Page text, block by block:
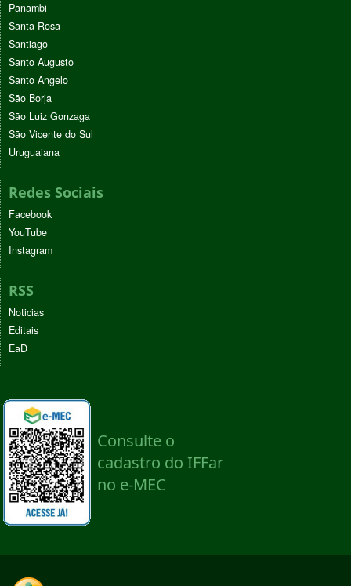
Panambi
Santa Rosa
Santiago
Santo Augusto
Santo Ângelo
São Borja
São Luiz Gonzaga
São Vicente do Sul
Uruguaiana
Redes Sociais
Facebook
YouTube
Instagram
RSS
Noticias
Editais
EaD